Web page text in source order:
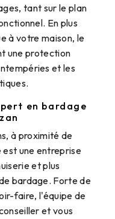
tant sur le plan
En plus
à votre maison, le
une protection
et les
en bardage
à proximité de
est une entreprise
et plus
bardage. Forte de
faire, l'équipe de
et vous